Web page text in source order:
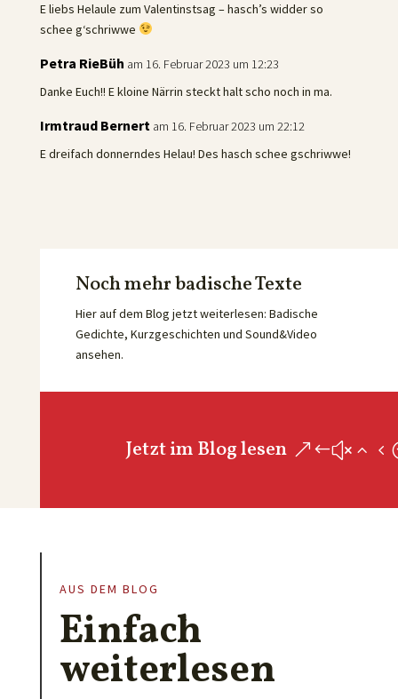
E liebs Helaule zum Valentinstsag – hasch’s widder so
schee g‘schriwwe
Petra RieBüh am 16. Februar 2023 um 12:23
Danke Euch!! E kloine Närrin steckt halt scho noch in ma.
Irmtraud Bernert am 16. Februar 2023 um 22:12
E dreifach donnerndes Helau! Des hasch schee gschriwwe!
Noch mehr badische Texte
Hier auf dem Blog jetzt weiterlesen: Badische
Gedichte, Kurzgeschichten und Sound&Video
ansehen.
Jetzt im Blog lesen
AUS DEM BLOG
Einfach
weiterlesen